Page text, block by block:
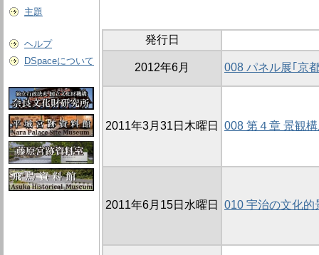
主題
ヘルプ
DSpaceについて
発行日
2012年6月 008 パネル展｢京
2011年3月31日木曜日 008 第４章 景観
2011年6月15日水曜日 010 宇治の文化的